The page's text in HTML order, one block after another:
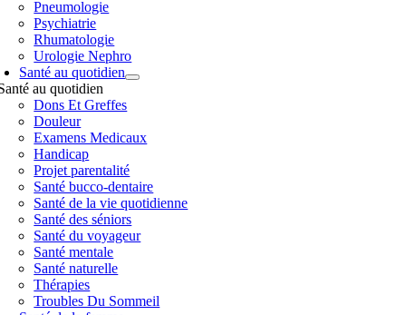
Pneumologie
Psychiatrie
Rhumatologie
Urologie Nephro
Santé au quotidien
au quotidien
Dons Et Greffes
Douleur
Examens Medicaux
Handicap
Projet parentalité
Santé bucco-dentaire
Santé de la vie quotidienne
Santé des séniors
Santé du voyageur
Santé mentale
Santé naturelle
Thérapies
Troubles Du Sommeil